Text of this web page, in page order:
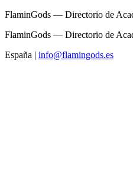
FlaminGods — Directorio de
FlaminGods — Directorio de
España | info@flamingods.es